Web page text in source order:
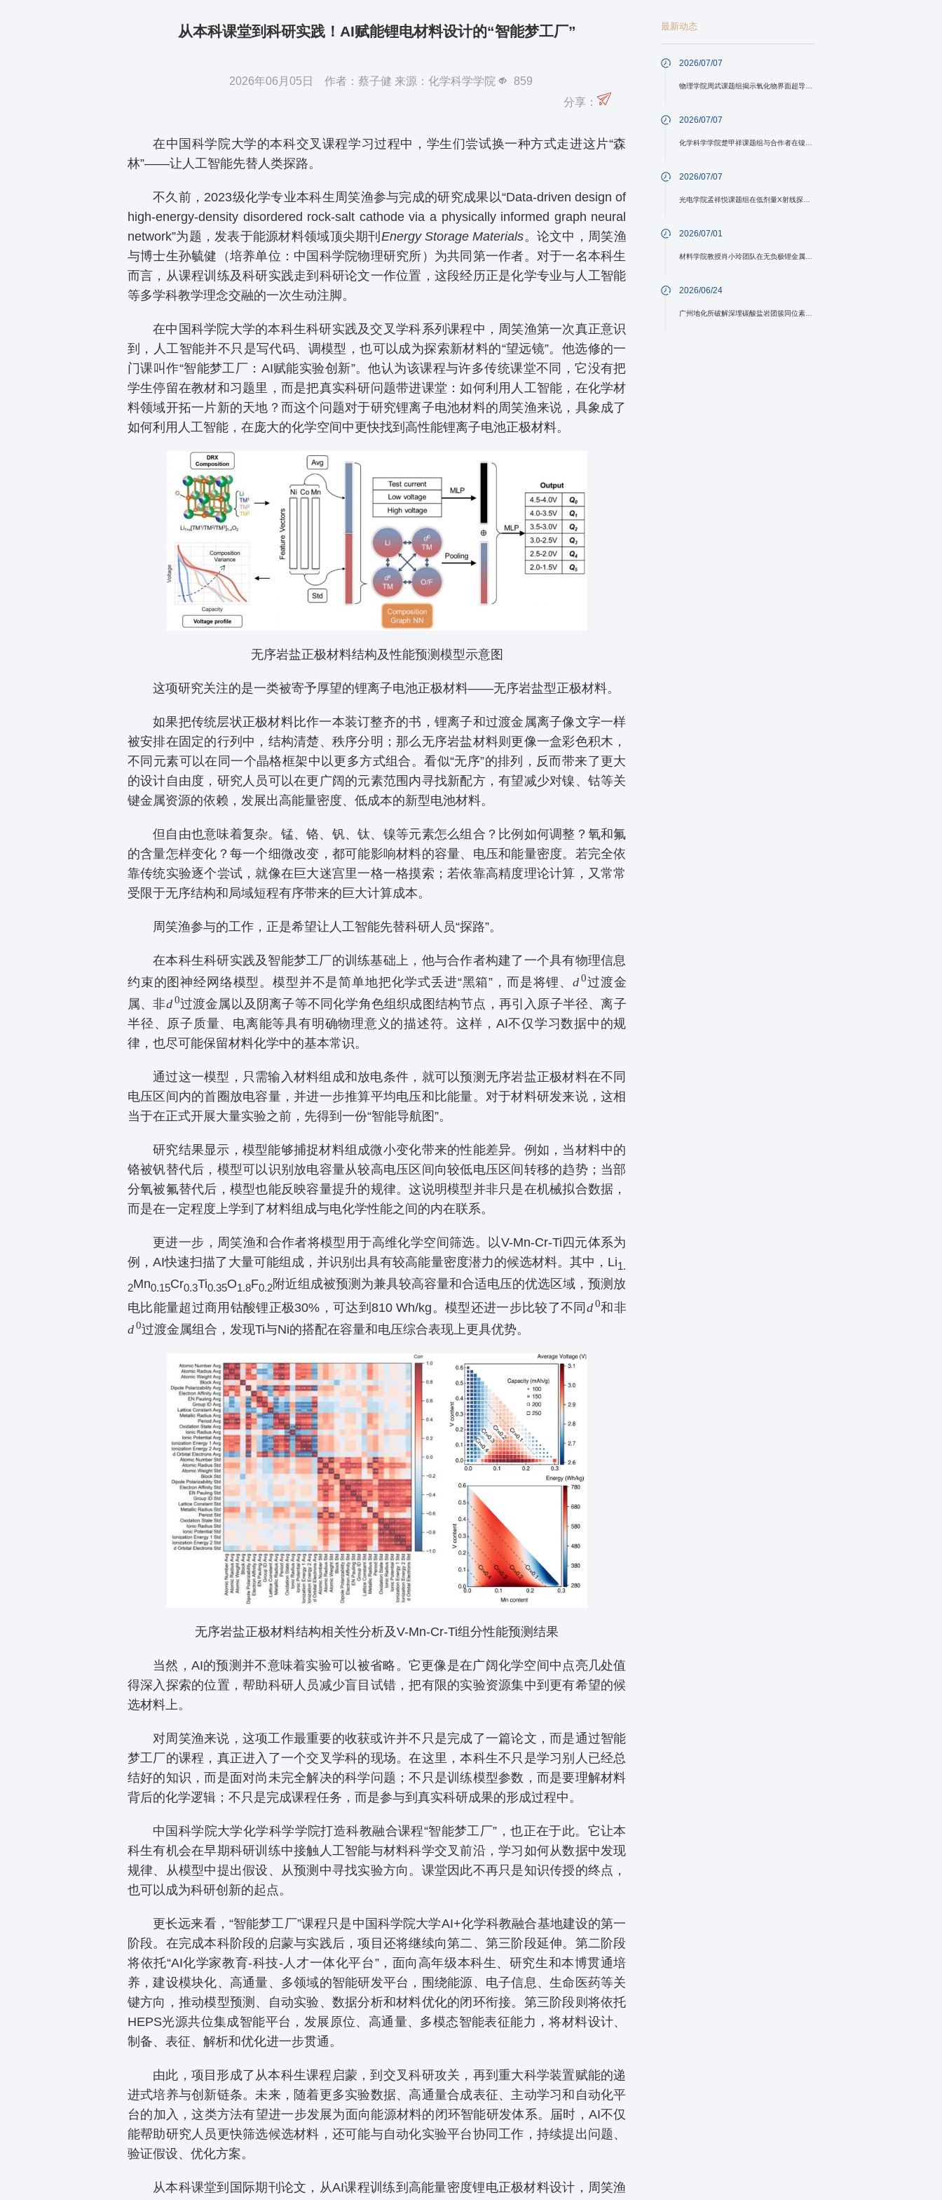
从本科课堂到科研实践！AI赋能锂电材料设计的“智能梦工厂”
2026年06月05日 作者：蔡子健 来源：化学科学学院
859
分享：
在中国科学院大学的本科交叉课程学习过程中，学生们尝试换一种方式走进这片“森
林”——让人工智能先替人类探路。
不久前，2023级化学专业本科生周笑渔参与完成的研究成果以“Data-driven design of
high-energy-density disordered rock-salt cathode via a physically informed graph neural
network”为题，发表于能源材料领域顶尖期刊 Energy Storage Materials。论文中，周笑渔
与博士生孙毓健（培养单位：中国科学院物理研究所）为共同第一作者。对于一名本科生
而言，从课程训练及科研实践走到科研论文一作位置，这段经历正是化学专业与人工智能
等多学科教学理念交融的一次生动注脚。
在中国科学院大学的本科生科研实践及交叉学科系列课程中，周笑渔第一次真正意识
到，人工智能并不只是写代码、调模型，也可以成为探索新材料的“望远镜”。他选修的一
门课叫作“智能梦工厂：AI赋能实验创新”。他认为该课程与许多传统课堂不同，它没有把
学生停留在教材和习题里，而是把真实科研问题带进课堂：如何利用人工智能，在化学材
料领域开拓一片新的天地？而这个问题对于研究锂离子电池材料的周笑渔来说，具象成了
如何利用人工智能，在庞大的化学空间中更快找到高性能锂离子电池正极材料。
无序岩盐正极材料结构及性能预测模型示意图
这项研究关注的是一类被寄予厚望的锂离子电池正极材料——无序岩盐型正极材料。
如果把传统层状正极材料比作一本装订整齐的书，锂离子和过渡金属离子像文字一样
被安排在固定的行列中，结构清楚、秩序分明；那么无序岩盐材料则更像一盒彩色积木，
不同元素可以在同一个晶格框架中以更多方式组合。看似“无序”的排列，反而带来了更大
的设计自由度，研究人员可以在更广阔的元素范围内寻找新配方，有望减少对镍、钴等关
键金属资源的依赖，发展出高能量密度、低成本的新型电池材料。
但自由也意味着复杂。锰、铬、钒、钛、镍等元素怎么组合？比例如何调整？氧和氟
的含量怎样变化？每一个细微改变，都可能影响材料的容量、电压和能量密度。若完全依
靠传统实验逐个尝试，就像在巨大迷宫里一格一格摸索；若依靠高精度理论计算，又常常
受限于无序结构和局域短程有序带来的巨大计算成本。
周笑渔参与的工作，正是希望让人工智能先替科研人员“探路”。
在本科生科研实践及智能梦工厂的训练基础上，他与合作者构建了一个具有物理信息
约束的图神经网络模型。模型并不是简单地把化学式丢进“黑箱”，而是将锂、d0过渡金
属、非d0过渡金属以及阴离子等不同化学角色组织成图结构节点，再引入原子半径、离子
半径、原子质量、电离能等具有明确物理意义的描述符。这样，AI不仅学习数据中的规
律，也尽可能保留材料化学中的基本常识。
通过这一模型，只需输入材料组成和放电条件，就可以预测无序岩盐正极材料在不同
电压区间内的首圈放电容量，并进一步推算平均电压和比能量。对于材料研发来说，这相
当于在正式开展大量实验之前，先得到一份“智能导航图”。
研究结果显示，模型能够捕捉材料组成微小变化带来的性能差异。例如，当材料中的
铬被钒替代后，模型可以识别放电容量从较高电压区间向较低电压区间转移的趋势；当部
分氧被氟替代后，模型也能反映容量提升的规律。这说明模型并非只是在机械拟合数据，
而是在一定程度上学到了材料组成与电化学性能之间的内在联系。
更进一步，周笑渔和合作者将模型用于高维化学空间筛选。以V-Mn-Cr-Ti四元体系为
例，AI快速扫描了大量可能组成，并识别出具有较高能量密度潜力的候选材料。其中，Li1.
2Mn0.15Cr0.3Ti0.35O1.8F0.2附近组成被预测为兼具较高容量和合适电压的优选区域，预测放
电比能量超过商用钴酸锂正极30%，可达到810 Wh/kg。模型还进一步比较了不同 d0和非
d0过渡金属组合，发现Ti与Ni的搭配在容量和电压综合表现上更具优势。
无序岩盐正极材料结构相关性分析及V-Mn-Cr-Ti组分性能预测结果
当然，AI的预测并不意味着实验可以被省略。它更像是在广阔化学空间中点亮几处值
得深入探索的位置，帮助科研人员减少盲目试错，把有限的实验资源集中到更有希望的候
选材料上。
对周笑渔来说，这项工作最重要的收获或许并不只是完成了一篇论文，而是通过智能
梦工厂的课程，真正进入了一个交叉学科的现场。在这里，本科生不只是学习别人已经总
结好的知识，而是面对尚未完全解决的科学问题；不只是训练模型参数，而是要理解材料
背后的化学逻辑；不只是完成课程任务，而是参与到真实科研成果的形成过程中。
中国科学院大学化学科学学院打造科教融合课程“智能梦工厂”，也正在于此。它让本
科生有机会在早期科研训练中接触人工智能与材料科学交叉前沿，学习如何从数据中发现
规律、从模型中提出假设、从预测中寻找实验方向。课堂因此不再只是知识传授的终点，
也可以成为科研创新的起点。
更长远来看，“智能梦工厂”课程只是中国科学院大学AI+化学科教融合基地建设的第一
阶段。在完成本科阶段的启蒙与实践后，项目还将继续向第二、第三阶段延伸。第二阶段
将依托“AI化学家教育-科技-人才一体化平台”，面向高年级本科生、研究生和本博贯通培
养，建设模块化、高通量、多领域的智能研发平台，围绕能源、电子信息、生命医药等关
键方向，推动模型预测、自动实验、数据分析和材料优化的闭环衔接。第三阶段则将依托
HEPS光源共位集成智能平台，发展原位、高通量、多模态智能表征能力，将材料设计、
制备、表征、解析和优化进一步贯通。
由此，项目形成了从本科生课程启蒙，到交叉科研攻关，再到重大科学装置赋能的递
进式培养与创新链条。未来，随着更多实验数据、高通量合成表征、主动学习和自动化平
台的加入，这类方法有望进一步发展为面向能源材料的闭环智能研发体系。届时，AI不仅
能帮助研究人员更快筛选候选材料，还可能与自动化实验平台协同工作，持续提出问题、
验证假设、优化方案。
从本科课堂到国际期刊论文，从AI课程训练到高能量密度锂电正极材料设计，周笑渔
最新动态
2026/07/07
物理学院周武课题组揭示氧化物界面超导配对机制中的局域声子作用
2026/07/07
化学科学学院楚甲祥课题组与合作者在镍氮宾氧化还原化学方面取得进展
2026/07/07
光电学院孟祥悦课题组在低剂量X射线探测与信号解码领域取得新进展
2026/07/01
材料学院教授肖小玲团队在无负极锂金属电池中提出直接/间接预锂化协同调控策略
2026/06/24
广州地化所破解深埋碳酸盐岩团簇同位素异质性难题